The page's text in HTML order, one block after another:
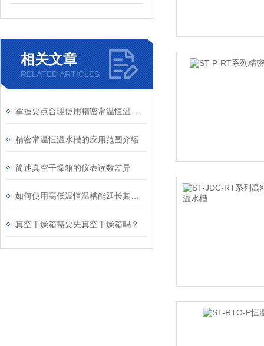
相关文章
RELATED ARTICLES
精密常温恒温水槽的应用范围介绍
简述真空干燥箱的仪表读数差异
真空干燥箱需要先真空干燥箱吗？